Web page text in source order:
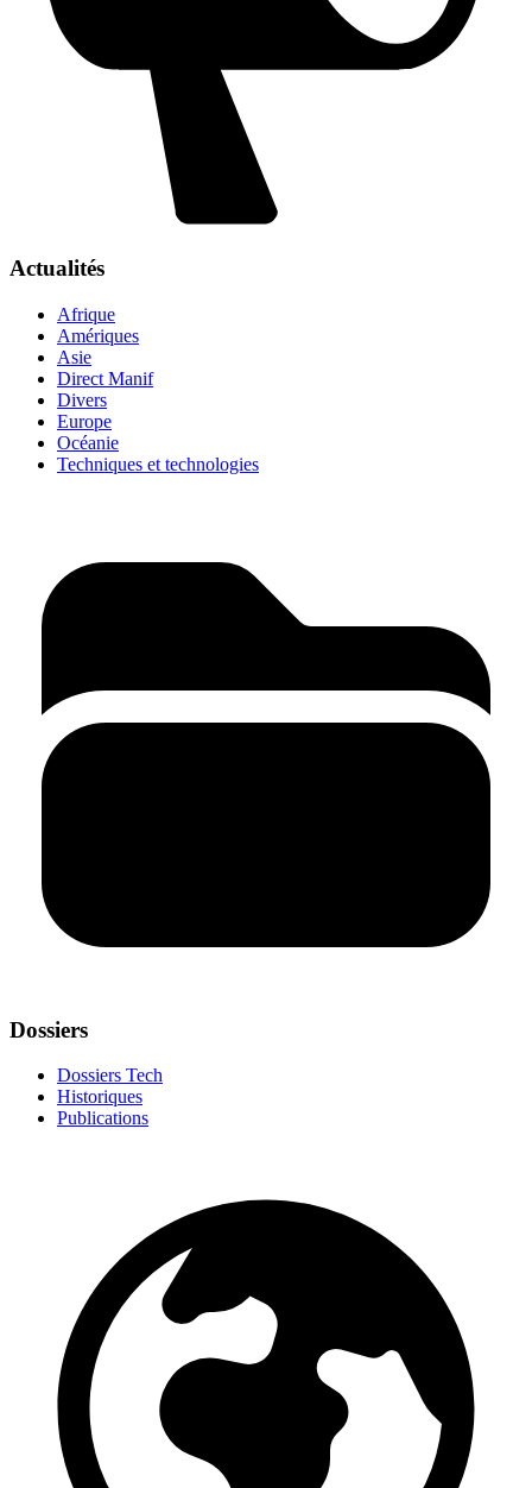
Actualités
Afrique
Amériques
Asie
Direct Manif
Divers
Europe
Océanie
Techniques et technologies
Dossiers
Dossiers Tech
Historiques
Publications